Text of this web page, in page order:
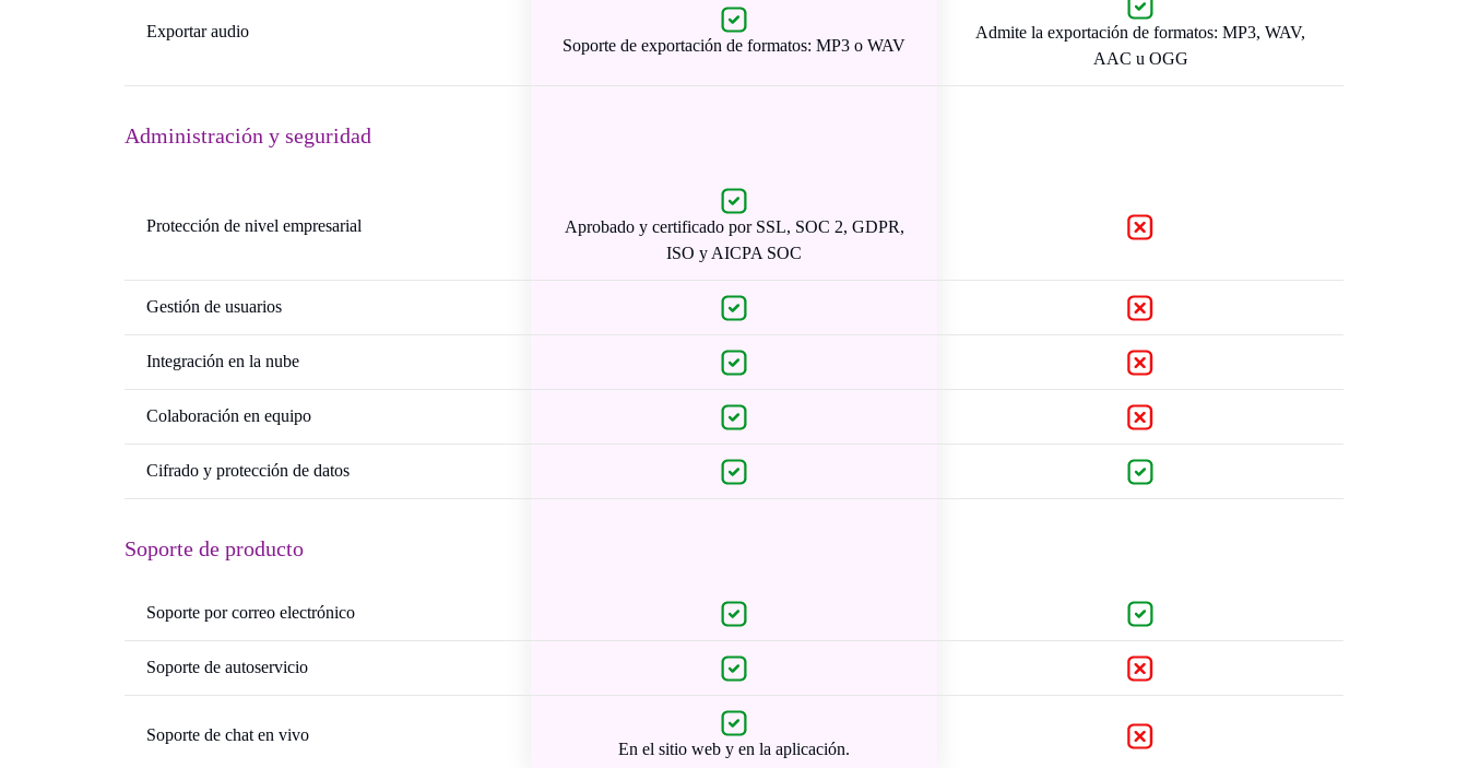
Exportar audio
Soporte de exportación de formatos: MP3 o WAV
Admite la exportación de formatos: MP3, WAV,
AAC u OGG
Administración y seguridad
Protección de nivel empresarial
Aprobado y certificado por SSL, SOC 2, GDPR,
ISO y AICPA SOC
Gestión de usuarios
Integración en la nube
Colaboración en equipo
Cifrado y protección de datos
Soporte de producto
Soporte por correo electrónico
Soporte de autoservicio
Soporte de chat en vivo
En el sitio web y en la aplicación.